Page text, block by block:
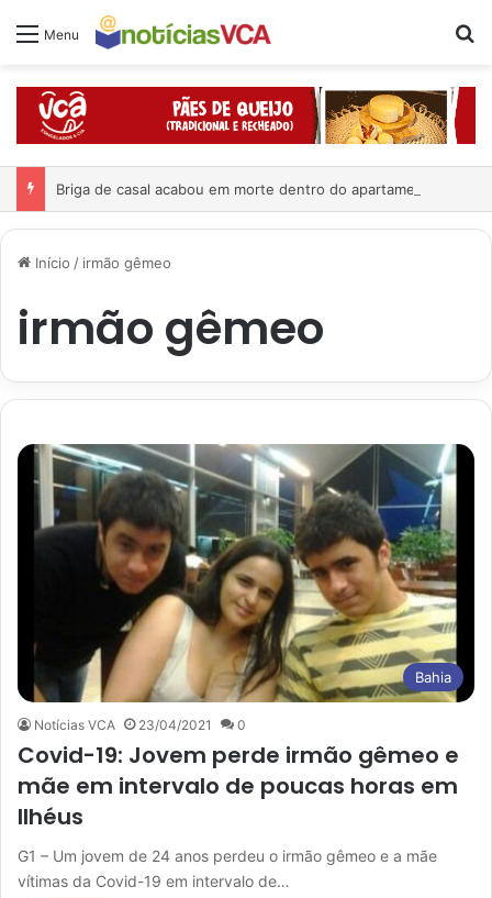
Menu
Briga de casal acabou em morte dentro do apartamento
Início / irmão gêmeo
irmão gêmeo
Bahia
Notícias VCA 23/04/2021 0
Covid-19: Jovem perde irmão gêmeo e
mãe em intervalo de poucas horas em
Ilhéus
G1 – Um jovem de 24 anos perdeu o irmão gêmeo e a mãe
vítimas da Covid-19 em intervalo de…